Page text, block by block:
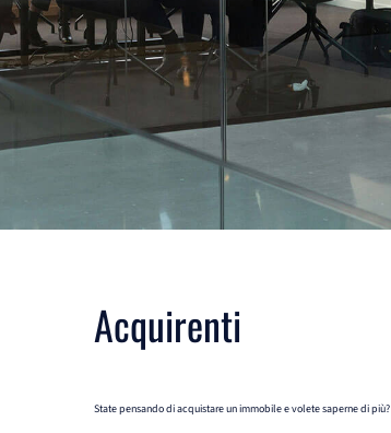
Acquirenti
State pensando di acquistare un immobile e volete saperne di più?